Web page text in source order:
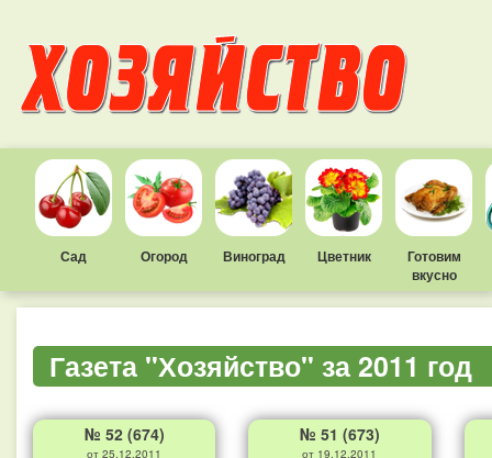
Сад Огород Виноград Цветник
Готовим
вкусно
Газета "Хозяйство" за 2011 год
№ 52 (674)
от 25.12.2011
№ 51 (673)
от 19.12.2011